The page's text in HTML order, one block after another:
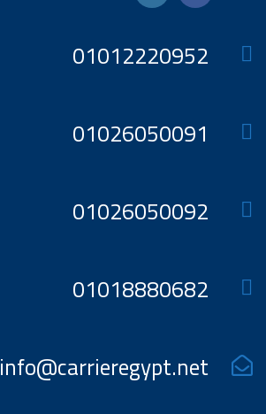
01012220952
01026050091
01026050092
01018880682
info@carrieregypt.net